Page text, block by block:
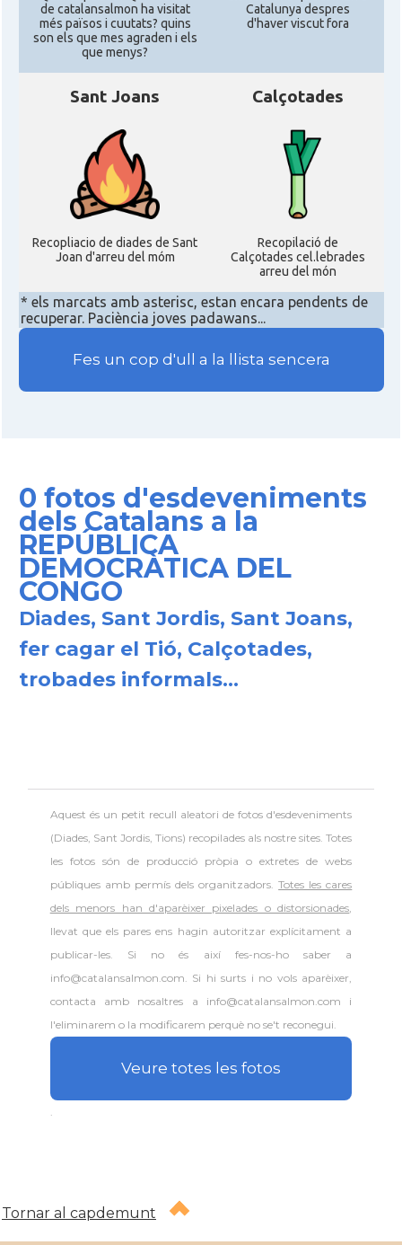
de catalansalmon ha visitat
més països i cuutats? quins
son els que mes agraden i els
que menys?
Catalunya despres
d'haver viscut fora
Sant Joans
Recopliacio de diades de Sant
Joan d'arreu del móm
Calçotades
Recopilació de
Calçotades cel.lebrades
arreu del món
* els marcats amb asterisc, estan encara pendents de
recuperar. Paciència joves padawans...
Fes un cop d'ull a la llista sencera
0 fotos d'esdeveniments
dels Catalans a la
REPÚBLICA
DEMOCRÀTICA DEL
CONGO
Diades, Sant Jordis, Sant Joans,
fer cagar el Tió, Calçotades,
trobades informals...
Aquest és un petit recull aleatori defotos d'esdeveniments
(Diades, Sant Jordis, Tions) recopilades als nostre sites. Totes
les fotos són de producció pròpia o extretes de webs
públiques amb permís dels organitzadors.Totes les cares
dels menors han d'aparèixer pixelades o distorsionades,
llevat que els pares ens hagin autoritzar explícitament a
publicar-les. Si no és així fes-nos-ho saber a
info@catalansalmon.com. Si hi surts i no vols aparèixer,
contacta amb nosaltres a info@catalansalmon.com i
l'eliminarem o la modificarem perquè no se't reconegui.
Veure totes les fotos
Tornar al capdemunt